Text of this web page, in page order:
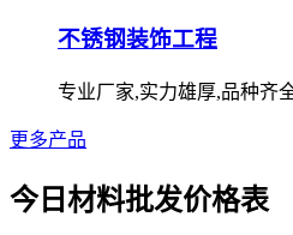
不锈钢装饰工程
专业厂家,实力雄厚,品种齐
更多产品
今日材料批发价格表